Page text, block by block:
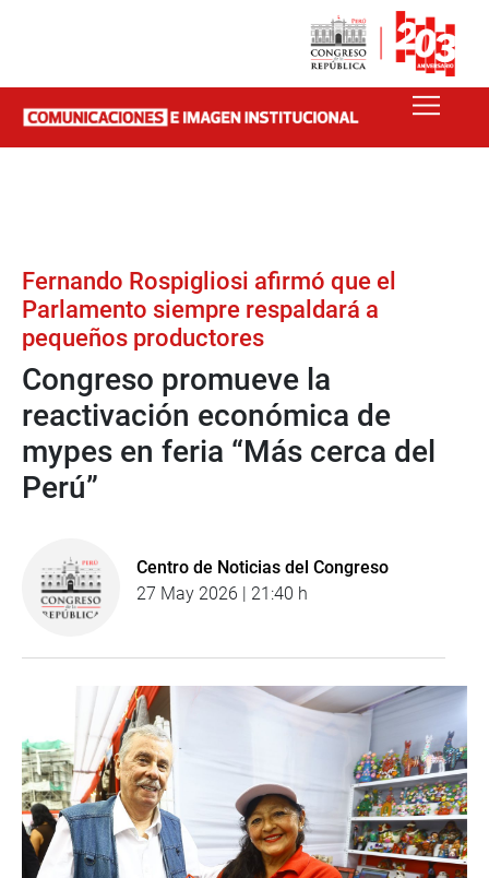
Fernando Rospigliosi afirmó que el
Parlamento siempre respaldará a
pequeños productores
Congreso promueve la
reactivación económica de
mypes en feria “Más cerca del
Perú”
Centro de Noticias del Congreso
27 May 2026 | 21:40 h